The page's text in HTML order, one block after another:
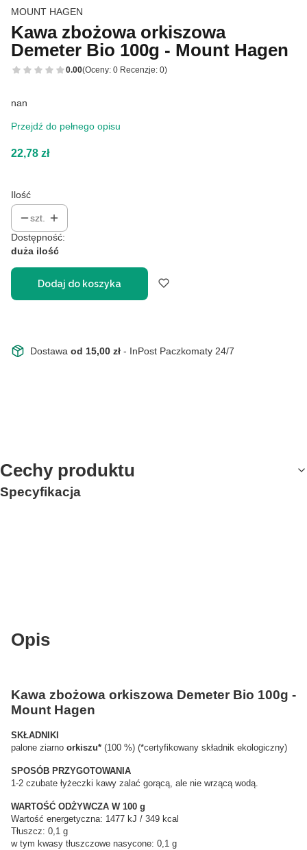
MOUNT HAGEN
Kawa zbożowa orkiszowa
Demeter Bio 100g - Mount Hagen
0.00(Oceny: 0 Recenzje: 0)
nan
Przejdź do pełnego opisu
Cena
22,78 zł
Ilość
szt.
Dostępność:
duża ilość
Dodaj do koszyka
Dostawa od 15,00 zł - InPost Paczkomaty 24/7
Cechy produktu
Specyfikacja
Opis
Kawa zbożowa orkiszowa Demeter Bio 100g -
Mount Hagen
SKŁADNIKI
palone ziarno orkiszu* (100 %) (*certyfikowany składnik ekologiczny)
SPOSÓB PRZYGOTOWANIA
1-2 czubate łyżeczki kawy zalać gorącą, ale nie wrzącą wodą.
WARTOŚĆ ODŻYWCZA W 100 g
Wartość energetyczna: 1477 kJ / 349 kcal
Tłuszcz: 0,1 g
w tym kwasy tłuszczowe nasycone: 0,1 g